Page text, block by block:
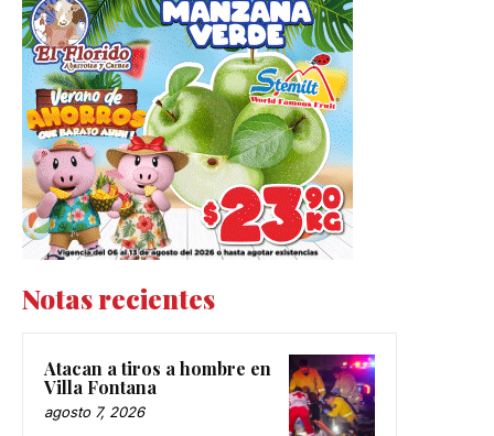
Notas recientes
Atacan a tiros a hombre en
Villa Fontana
agosto 7, 2026